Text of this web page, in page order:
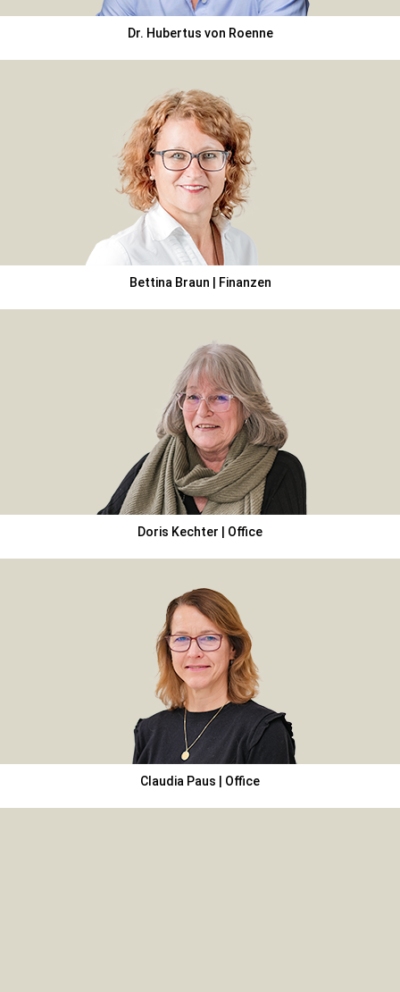
Dr. Hubertus von Roenne
Bettina Braun | Finanzen
Doris Kechter | Office
Claudia Paus | Office